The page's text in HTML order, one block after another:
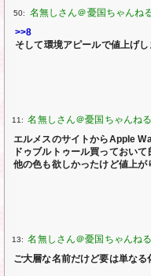
50:
>>8
そして環境アピールで値上げし
11:
エルメスのサイトからApple
ドゥブルトゥール買っておいて
他の色も欲しかったけど値上が
13:
ご大層な名前だけど要は単な